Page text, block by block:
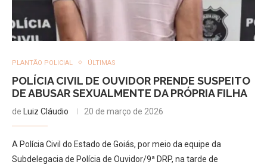
PLANTÃO POLICIAL ÚLTIMAS
POLÍCIA CIVIL DE OUVIDOR PRENDE SUSPEITO
DE ABUSAR SEXUALMENTE DA PRÓPRIA FILHA
de Luiz Cláudio 20 de março de 2026
A Polícia Civil do Estado de Goiás, por meio da equipe da
Subdelegacia de Polícia de Ouvidor/9ª DRP, na tarde de